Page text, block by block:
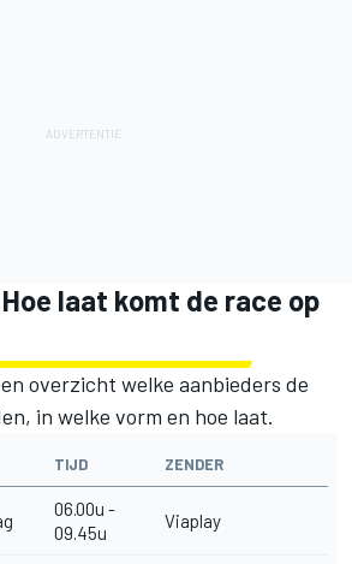
laat komt de race op
overzicht welke aanbieders de
in welke vorm en hoe laat.
TIJD ZENDER
06.00u -
09.45u
Viaplay